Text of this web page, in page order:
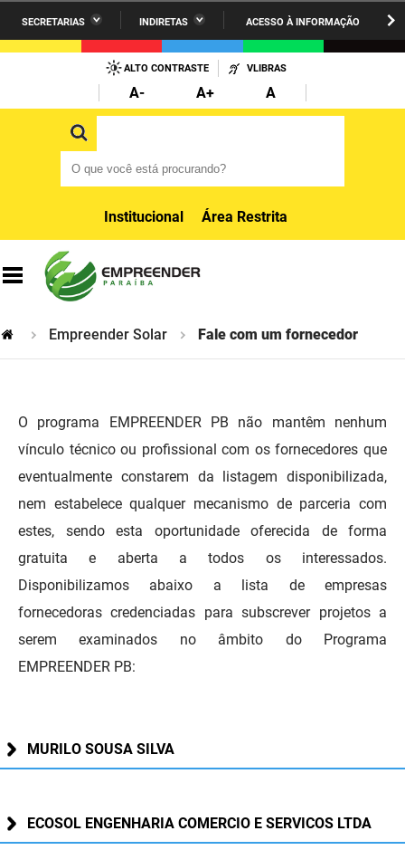
PARA
CONTEÚDO
SECRETARIAS INDIRETAS ACESSO À INFORMAÇÃO
Administração Penitenciária
Agricultura Familiar e Desenvolvimento do Semiárido
Casa Civil do Governador
Comunicação Institucional
Desenvolvimento e da Articulação Municipal
Desenvolvimento Humano
Educação
Empreender
Secretaria de Fazenda
Infraestrutura e dos Recursos Hídricos
Meio Ambiente e Sustentabilidade
Planejamento, Orçamento e Gestão
ARPB
Cinep
DETRAN
EMPAER
EPC
Fapesq
FUNAD
FUNES
ALTO CONTRASTE VLIBRAS
A- A+
A
O que você está procurando?
Institucional Área Restrita
Empreender Solar Fale com um fornecedor
O programa EMPREENDER PB não mantêm nenhum
vínculo técnico ou profissional com os fornecedores que
eventualmente constarem da listagem disponibilizada,
nem estabelece qualquer mecanismo de parceria com
estes, sendo esta oportunidade oferecida de forma
gratuita e aberta a todos os interessados.
Disponibilizamos abaixo a lista de empresas
fornecedoras credenciadas para subscrever projetos a
serem examinados no âmbito do Programa
EMPREENDER PB:
MURILO SOUSA SILVA
ECOSOL ENGENHARIA COMERCIO E SERVICOS LTDA